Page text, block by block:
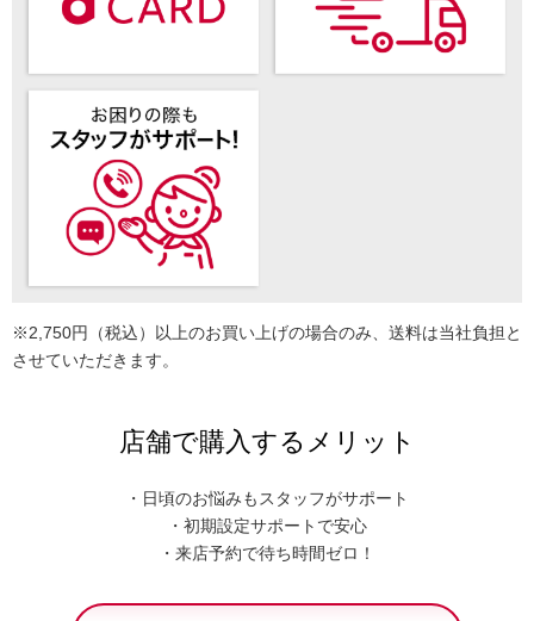
※2,750円（税込）以上のお買い上げの場合のみ、送料は当社負担と
させていただきます。
店舗で購入するメリット
・日頃のお悩みもスタッフがサポート
・初期設定サポートで安心
・来店予約で待ち時間ゼロ！